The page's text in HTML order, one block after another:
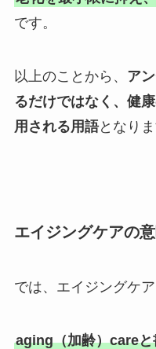
です。
以上のことから、 ア
るだけではなく、健
用される用語となり
エイジングケアの
では、エイジングケ
aging（加齢）careと